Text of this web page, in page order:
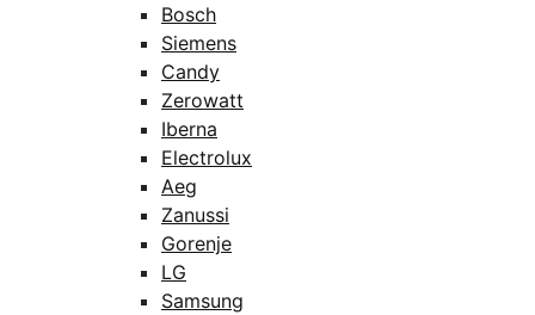
Bosch
Siemens
Candy
Zerowatt
Iberna
Electrolux
Aeg
Zanussi
Gorenje
LG
Samsung